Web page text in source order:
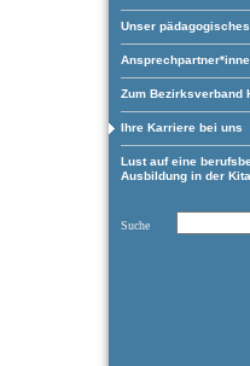
Unser
Zum Bezirksverband
Ihre Karriere bei uns
Lust auf eine
Ausbildung in der
Suche